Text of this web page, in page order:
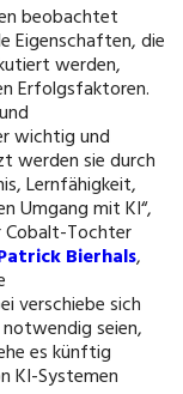
beobachtet
Eigenschaften, die
werden,
Erfolgsfaktoren.
wichtig und
werden sie durch
Lernfähigkeit,
Umgang mit KI“,
Tochter
Bierhals,
verschiebe sich
seien,
es künftig
KI-Systemen